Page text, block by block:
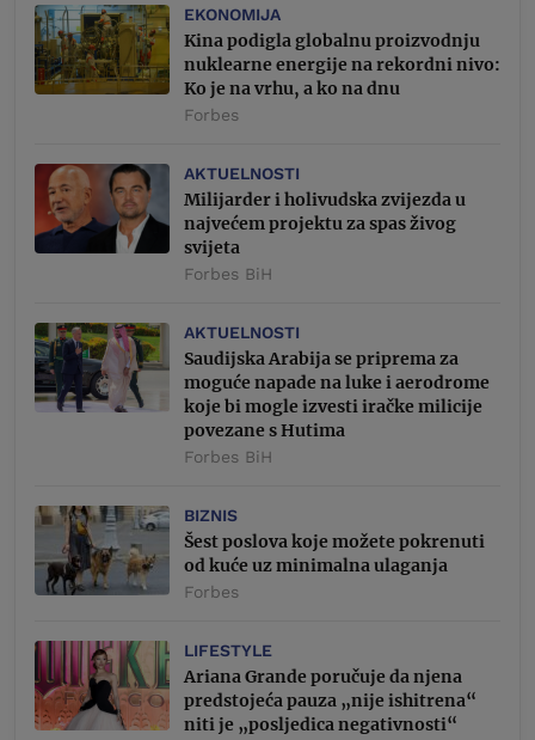
EKONOMIJA
Kina podigla globalnu proizvodnju
nuklearne energije na rekordni nivo:
Ko je na vrhu, a ko na dnu
Forbes
AKTUELNOSTI
Milijarder i holivudska zvijezda u
najvećem projektu za spas živog
svijeta
Forbes BiH
AKTUELNOSTI
Saudijska Arabija se priprema za
moguće napade na luke i aerodrome
koje bi mogle izvesti iračke milicije
povezane s Hutima
Forbes BiH
BIZNIS
Šest poslova koje možete pokrenuti
od kuće uz minimalna ulaganja
Forbes
LIFESTYLE
Ariana Grande poručuje da njena
predstojeća pauza „nije ishitrena“
niti je „posljedica negativnosti“